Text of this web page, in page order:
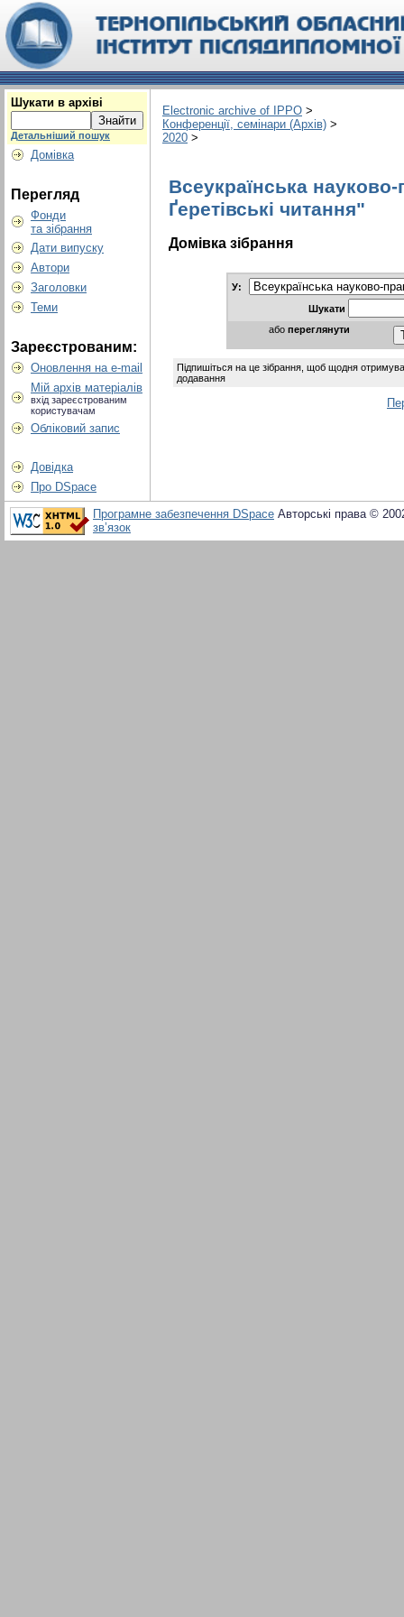
Шукати в архіві
Детальніший пошук
Домівка
Перегляд
Фонди
та зібрання
Дати випуску
Автори
Заголовки
Теми
Зареєстрованим:
Оновлення на e-mail
Мій архів матеріалів
вхід зареєстрованим
користувачам
Обліковий запис
Довідка
Про DSpace
Electronic archive of IPPO >
Конференції, семінари (Архів) >
2020 >
Всеукраїнська
Ґеретівські читання"
Домівка зібрання
У:
Шукати
або переглянути
Підпишіться на це зібрання, щоб щодня
додавання
Програмне забезпечення DSpace Авторські права ©
зв’язок